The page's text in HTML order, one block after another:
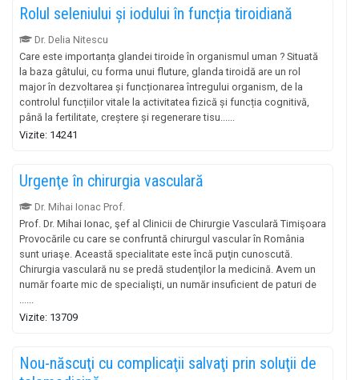
Rolul seleniului și iodului în funcția tiroidiană
Dr. Delia Nitescu
Care este importanța glandei tiroide în organismul uman ? Situată
la baza gâtului, cu forma unui fluture, glanda tiroidă are un rol
major în dezvoltarea și funcționarea întregului organism, de la
controlul funcțiilor vitale la activitatea fizică și funcția cognitivă,
până la fertilitate, creștere și regenerare tisu......
Vizite: 14241
Urgenţe în chirurgia vasculară
Dr. Mihai Ionac Prof.
Prof. Dr. Mihai Ionac, şef al Clinicii de Chirurgie Vasculară Timişoara
Provocările cu care se confruntă chirurgul vascular în România
sunt uriaşe. Această specialitate este încă puţin cunoscută.
Chirurgia vasculară nu se predă studenţilor la medicină. Avem un
număr foarte mic de specialişti, un număr insuficient de paturi de
Vizite: 13709
Nou-născuţi cu complicaţii salvaţi prin soluţii de